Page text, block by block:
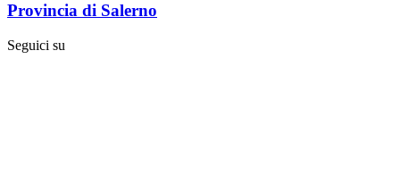
Provincia di Salerno
Seguici su